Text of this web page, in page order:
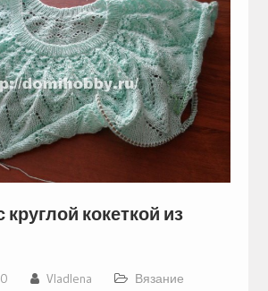
кокеткой из
Vladlena
Вязание